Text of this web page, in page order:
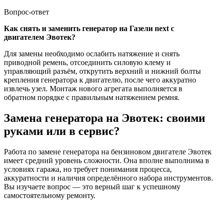
Вопрос-ответ
Как снять и заменить генератор на Газели next с
двигателем Эвотек?
Для замены необходимо ослабить натяжение и снять
приводной ремень, отсоединить силовую клему и
управляющий разъём, открутить верхний и нижний болты
крепления генератора к двигателю, после чего аккуратно
извлечь узел. Монтаж нового агрегата выполняется в
обратном порядке с правильным натяжением ремня.
Замена генератора на Эвотек: своими
руками или в сервис?
Работа по замене генератора на бензиновом двигателе Эвотек
имеет средний уровень сложности. Она вполне выполнима в
условиях гаража, но требует понимания процесса,
аккуратности и наличия определённого набора инструментов.
Вы изучаете вопрос — это верный шаг к успешному
самостоятельному ремонту.